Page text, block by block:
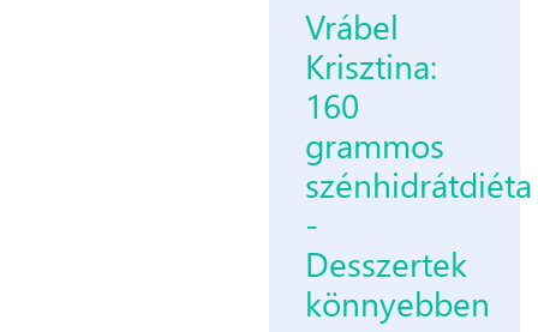
Vrábel
Krisztina:
160
grammos
szénhidrátdiéta
-
Desszertek
könnyebben